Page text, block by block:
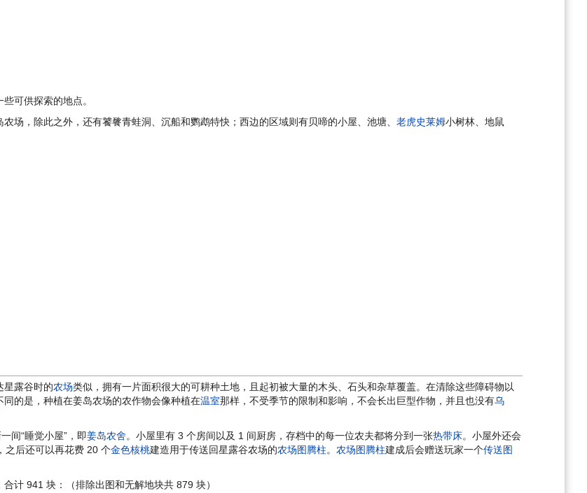
可供探索的地点。
场，除此之外，还有饕餮青蛙洞、沉船和鹦鹉特快；西边的区域则有贝啼的小屋、池塘、 老虎史莱姆小树林、地鼠
星露谷时的农场类似，拥有一片面积很大的可耕种土地，且起初被大量的木头、石头和杂草覆盖。在清除这些障碍物以
同的是，种植在姜岛农场的农作物会像种植在温室那样，不受季节的限制和影响，不会长出巨型作物，并且也没有乌
间“睡觉小屋”，即姜岛农舍。小屋里有 3 个房间以及 1 间厨房，存档中的每一位农夫都将分到一张热带床。小屋外还会
之后还可以再花费 20 个金色核桃建造用于传送回星露谷农场的农场图腾柱。 农场图腾柱建成后会赠送玩家一个传送图
计 941 块：（排除出图和无解地块共 879 块）